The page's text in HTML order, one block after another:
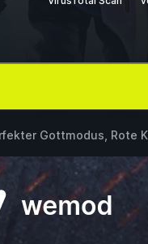
Gottmodus, Rote